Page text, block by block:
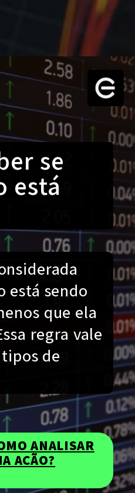
ANALISAR
AÇÃO?
está sendo
que ela
regra vale
de
se
está